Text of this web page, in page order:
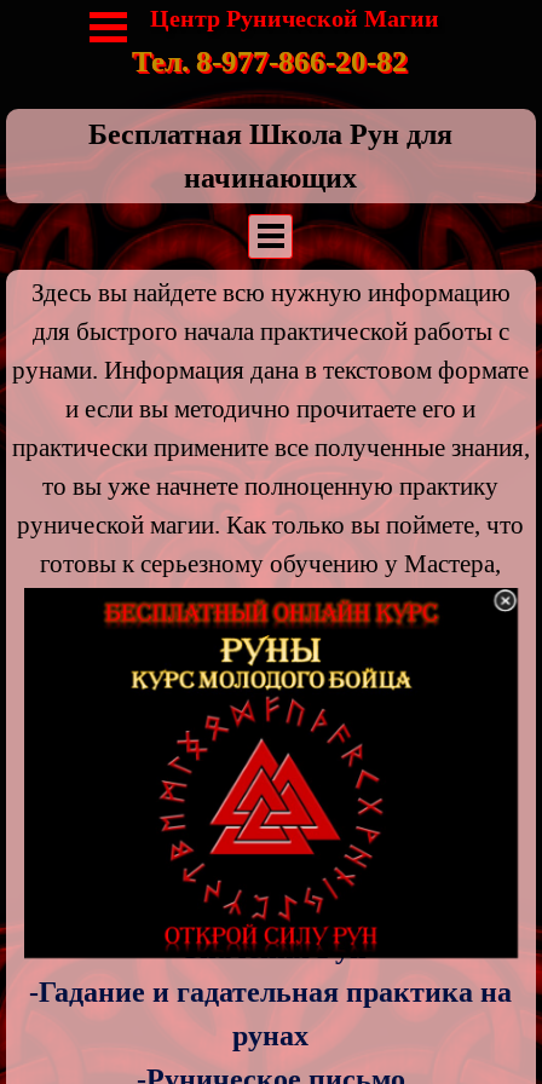
Тел. 8-977-866-20-82
Центр Рунической Магии
Бесплатная Школа Рун для
начинающих
Здесь вы найдете всю нужную информацию
для быстрого начала практической работы с
рунами. Информация дана в текстовом формате
и если вы методично прочитаете его и
практически примените все полученные знания,
то вы уже начнете полноценную практику
рунической магии. Как только вы поймете, что
готовы к серьезному обучению у Мастера,
записываетесь на обучение.
Выберите нужный раздел:
- О рунах
- Магия Рун
-Подготовка к рунической магии.
Атрибуты
-Ритуал рунической магии, правила
работы
-Значения Рун
-Гадание и гадательная практика на
рунах